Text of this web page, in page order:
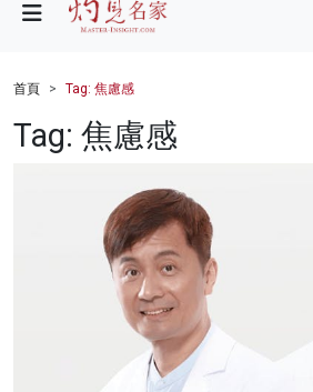
財經
首頁 Tag: 焦慮感
Tag: 焦慮感